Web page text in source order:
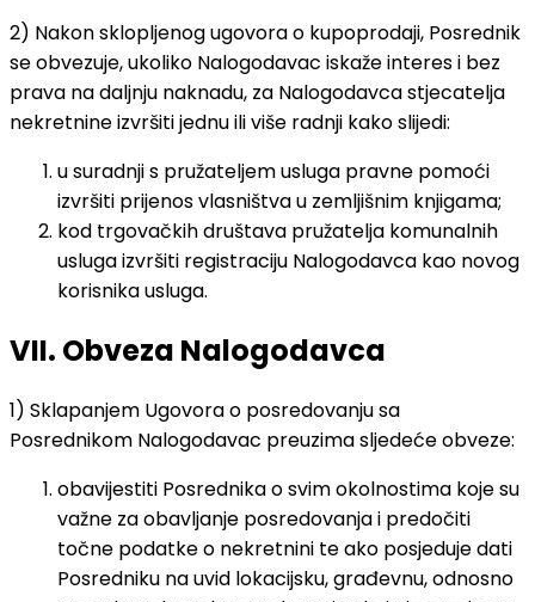
2) Nakon sklopljenog ugovora o kupoprodaji, Posrednik
se obvezuje, ukoliko Nalogodavac iskaže interes i bez
prava na daljnju naknadu, za Nalogodavca stjecatelja
nekretnine izvršiti jednu ili više radnji kako slijedi:
u suradnji s pružateljem usluga pravne pomoći
izvršiti prijenos vlasništva u zemljišnim knjigama;
kod trgovačkih društava pružatelja komunalnih
usluga izvršiti registraciju Nalogodavca kao novog
korisnika usluga.
VII. Obveza Nalogodavca
1) Sklapanjem Ugovora o posredovanju sa
Posrednikom Nalogodavac preuzima sljedeće obveze:
obavijestiti Posrednika o svim okolnostima koje su
važne za obavljanje posredovanja i predočiti
točne podatke o nekretnini te ako posjeduje dati
Posredniku na uvid lokacijsku, građevnu, odnosno